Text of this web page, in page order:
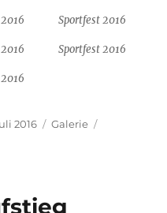
Sportfest 2016
Sportfest 2016
2016 Format
Galerie